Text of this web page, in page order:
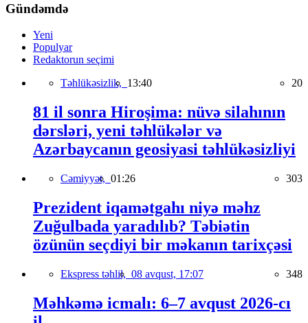
Gündəmdə
Yeni
Populyar
Redaktorun seçimi
Təhlükəsizlik, 13:40 20
81 il sonra Hiroşima: nüvə silahının
dərsləri, yeni təhlükələr və
Azərbaycanın geosiyasi təhlükəsizliyi
Cəmiyyət, 01:26 303
Prezident iqamətgahı niyə məhz
Zuğulbada yaradılıb? Təbiətin
özünün seçdiyi bir məkanın tarixçəsi
Ekspress təhlil, 08 avqust, 17:07 348
Məhkəmə icmalı: 6–7 avqust 2026-cı